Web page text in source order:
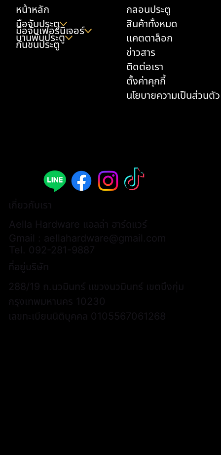
หน้าหลัก
มือจับประตู
มือจับเฟอร์นิเจอร์
บานพับประตู
กันชนประตู
กลอนประตู
สินค้าทั้งหมด
แคตตาล็อก
ข่าวสาร
ติดต่อเรา
ตั้งค่าคุกกี้
นโยบายความเป็นส่วนตัว
เกี่ยวกับเรา
Aella Hardware แอลล่า ฮาร์ดแวร์
Gmail : aellahardware@gmail.com
Tel. 092-281-9887
ที่อยู่บริษัท
288/19 ถ.นวมินทร์ แขวงนวมินทร์ เขตบึงกุ่ม
กรุงเทพมหานคร 10230
เลขทะเบียนนิติบุคคล 0105567061268